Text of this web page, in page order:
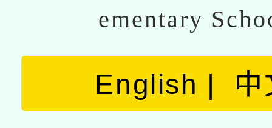
ementary
English 中